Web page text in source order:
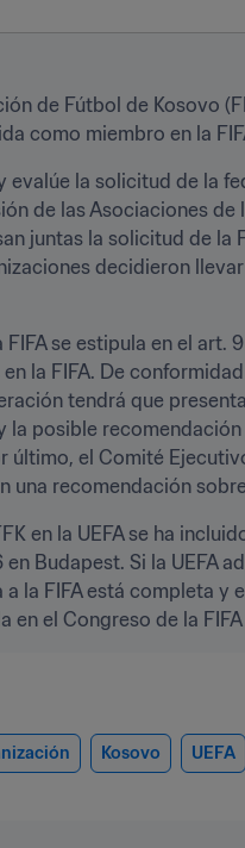
de Fútbol de Kosovo
como miembro en la
evalúe la solicitud de la
de las Asociaciones de
juntas la solicitud de
decidieron
se estipula en el art.
la FIFA. De
tendrá que
la posible
último, el Comité
una recomendación
en la UEFA se ha
Budapest. Si la UEFA
la FIFA está completa
en el Congreso de la
Kosovo UEFA